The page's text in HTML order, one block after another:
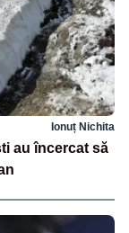
Ionuț Nichita
au încercat să